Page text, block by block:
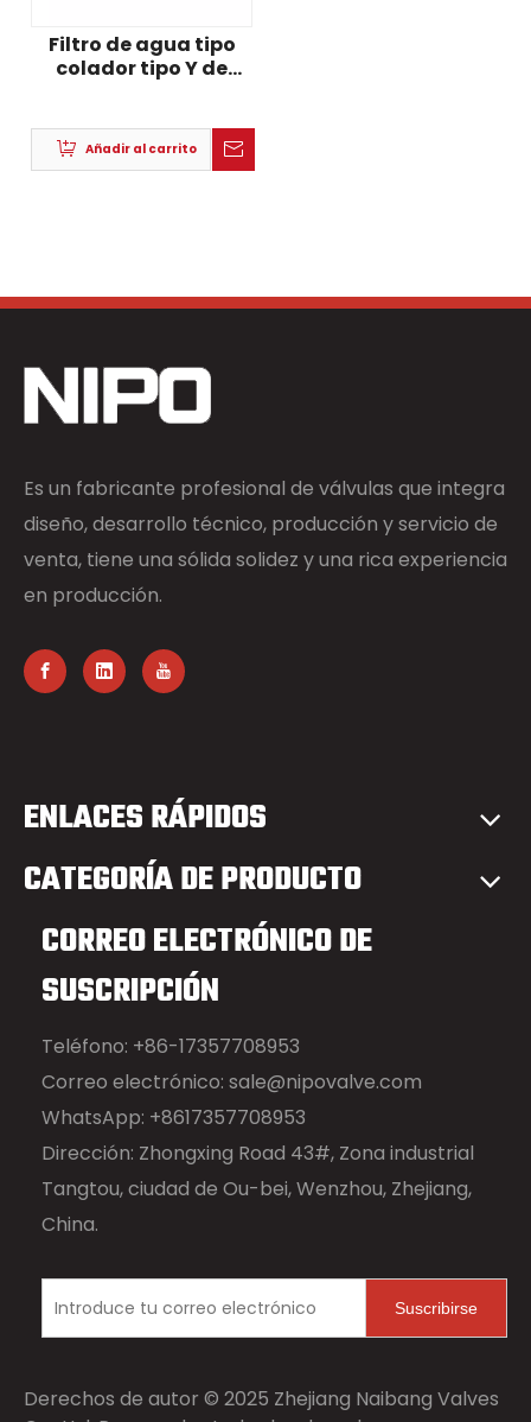
Filtro de agua tipo
colador tipo Y de
Añadir al carrito
Es un fabricante profesional de válvulas que integra
diseño, desarrollo técnico, producción y servicio de
venta, tiene una sólida solidez y una rica experiencia
en producción.
ENLACES RÁPIDOS
CATEGORÍA DE PRODUCTO
CORREO ELECTRÓNICO DE
SUSCRIPCIÓN
Teléfono: +86-17357708953
Correo electrónico: sale@nipovalve.com
WhatsApp: +8617357708953
Dirección: Zhongxing Road 43#, Zona industrial
Tangtou, ciudad de Ou-bei, Wenzhou, Zhejiang,
China.
Suscribirse
Derechos de autor © 2025 Zhejiang Naibang Valves